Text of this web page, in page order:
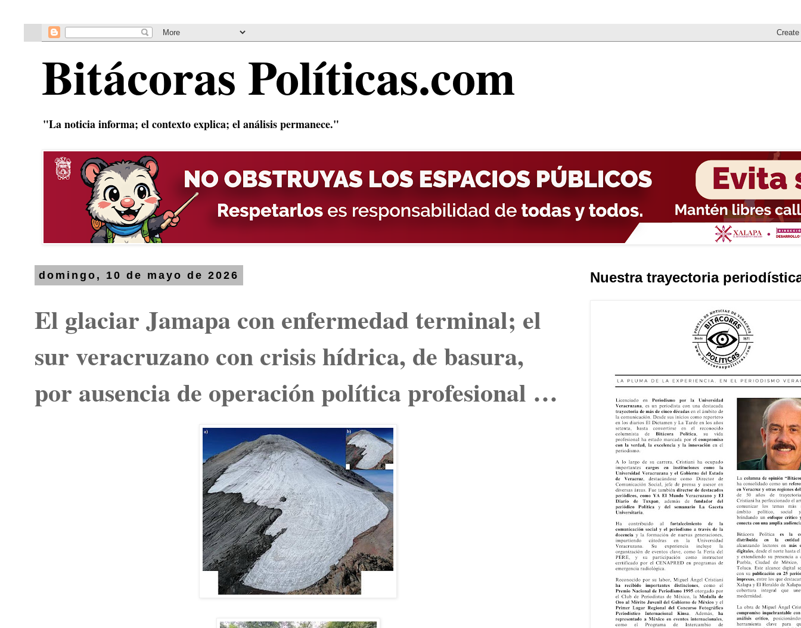
Bitácoras Políticas.com
"La noticia informa; el contexto explica; el análisis permanece."
domingo, 10 de mayo de 2026
El glaciar Jamapa con enfermedad terminal; el
sur veracruzano con crisis hídrica, de basura,
por ausencia de operación política profesional …
Nuestra trayectoria